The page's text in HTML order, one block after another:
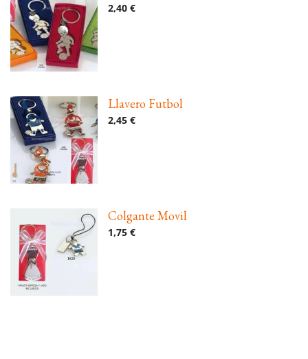
2,40 €
Llavero Futbol
2,45 €
Colgante Movil
1,75 €